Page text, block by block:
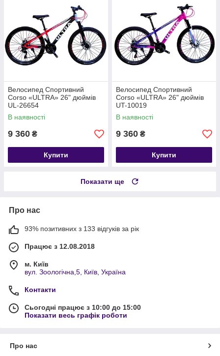
Велосипед Спортивний
Corso «ULTRA» 26" дюймів
UL-26654
В наявності
9 360 ₴
Купити
Велосипед Спортивний
Corso «ULTRA» 26" дюймів
UT-10019
В наявності
9 360 ₴
Купити
Показати ще
Про нас
93% позитивних з 133 відгуків за рік
Працює з 12.08.2018
м. Київ
вул. Зоологічна,5, Київ, Україна
Контакти
Сьогодні працює з 10:00 до 15:00
Показати весь графік роботи
Про нас